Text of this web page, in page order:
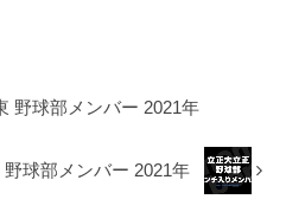
野球部メンバー 2021年
野球部メンバー 2021年